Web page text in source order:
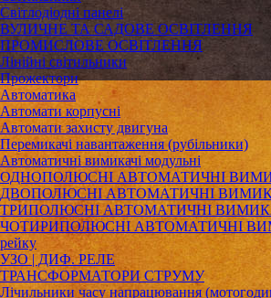
Світлодіодні панелі
ВУЛИЧНЕ ТА САДОВЕ ОСВІТЛЕННЯ
ПРОМИСЛОВЕ ОСВІТЛЕННЯ
Лінійні світильники
Прожектори
Автоматика
Автомати корпусні
Автомати захисту двигуна
Перемикачі навантаження (рубільники)
Автоматичні вимикачі модульні
ОДНОПОЛЮСНІ АВТОМАТИЧНІ
ДВОПОЛЮСНІ АВТОМАТИЧНІ
ТРИПОЛЮСНІ АВТОМАТИЧНІ
ЧОТИРИПОЛЮСНІ АВТОМАТИЧНІ
рейку
УЗО | ДИФ. РЕЛЕ
ТРАНСФОРМАТОРИ СТРУМУ
Лічильники часу напрацювання